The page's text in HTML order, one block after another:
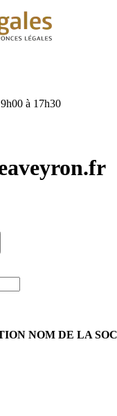
à 17h30
NOM DE LA